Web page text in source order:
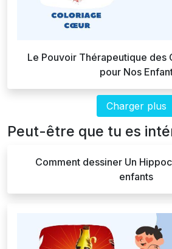
Le Pouvoir Thérapeutique des
pour Nos
Charger plus
Peut-être que tu es
Comment dessiner Un
enfants